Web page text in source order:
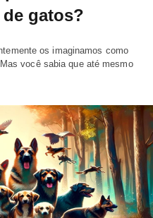
gatos?
os imaginamos como
você sabia que até mesmo